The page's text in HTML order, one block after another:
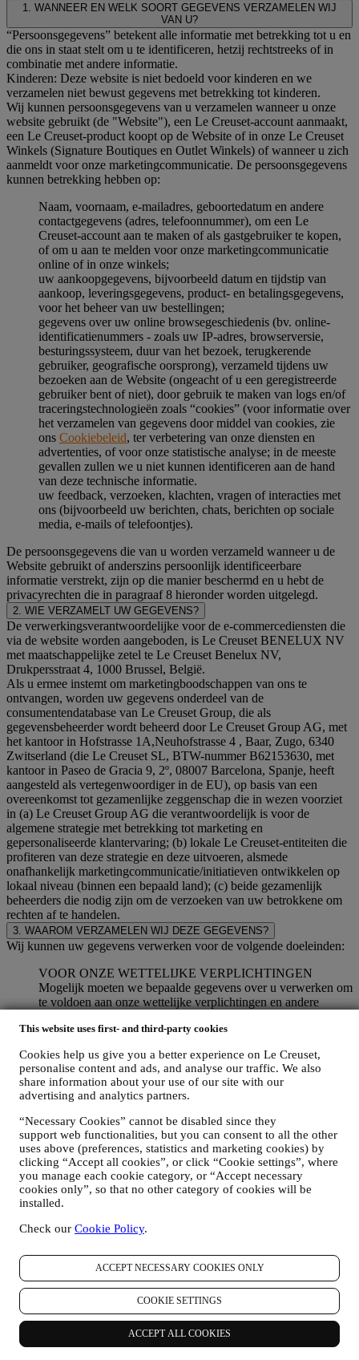
This website uses first- and third-party cookies
Cookies help us give you a better experience on Le Creuset,
personalise content and ads, and analyse our traffic. We also
share information about your use of our site with our
advertising and analytics partners.
“Necessary Cookies” cannot be disabled since they
support web functionalities, but you can consent to all the other
uses above (preferences, statistics and marketing cookies) by
clicking “Accept all cookies”, or click “Cookie settings”, where
you manage each cookie category, or “Accept necessary
cookies only”, so that no other category of cookies will be
installed.
Check our Cookie Policy.
ACCEPT NECESSARY COOKIES ONLY
COOKIE SETTINGS
ACCEPT ALL COOKIES
1. WANNEER EN WELK SOORT GEGEVENS VERZAMELEN WIJ
VAN U?
“Persoonsgegevens” betekent alle informatie met betrekking tot u en
die ons in staat stelt om u te identificeren, hetzij rechtstreeks of in
combinatie met andere informatie.
Kinderen: Deze website is niet bedoeld voor kinderen en we
verzamelen niet bewust gegevens met betrekking tot kinderen.
Wij kunnen persoonsgegevens van u verzamelen wanneer u onze
website gebruikt (de "Website"), een Le Creuset-account aanmaakt,
een Le Creuset-product koopt op de Website of in onze Le Creuset
Winkels (Signature Boutiques en Outlet Winkels) of wanneer u zich
aanmeldt voor onze marketingcommunicatie. De persoonsgegevens
kunnen betrekking hebben op:
Naam, voornaam, e-mailadres, geboortedatum en andere
contactgegevens (adres, telefoonnummer), om een Le
Creuset-account aan te maken of als gastgebruiker te kopen,
of om u aan te melden voor onze marketingcommunicatie
online of in onze winkels;
uw aankoopgegevens, bijvoorbeeld datum en tijdstip van
aankoop, leveringsgegevens, product- en betalingsgegevens,
voor het beheer van uw bestellingen;
gegevens over uw online browsegeschiedenis (bv. online-
identificatienummers - zoals uw IP-adres, browserversie,
besturingssysteem, duur van het bezoek, terugkerende
gebruiker, geografische oorsprong), verzameld tijdens uw
bezoeken aan de Website (ongeacht of u een geregistreerde
gebruiker bent of niet), door gebruik te maken van logs en/of
traceringstechnologieën zoals “cookies” (voor informatie over
het verzamelen van gegevens door middel van cookies, zie
ons Cookiebeleid, ter verbetering van onze diensten en
advertenties, of voor onze statistische analyse; in de meeste
gevallen zullen we u niet kunnen identificeren aan de hand
van deze technische informatie.
uw feedback, verzoeken, klachten, vragen of interacties met
ons (bijvoorbeeld uw berichten, chats, berichten op sociale
media, e-mails of telefoontjes).
De persoonsgegevens die van u worden verzameld wanneer u de
Website gebruikt of anderszins persoonlijk identificeerbare
informatie verstrekt, zijn op die manier beschermd en u hebt de
privacyrechten die in paragraaf 8 hieronder worden uitgelegd.
2. WIE VERZAMELT UW GEGEVENS?
De verwerkingsverantwoordelijke voor de e-commercediensten die
via de website worden aangeboden, is Le Creuset BENELUX NV
met maatschappelijke zetel te Le Creuset Benelux NV,
Drukpersstraat 4, 1000 Brussel, België.
Als u ermee instemt om marketingboodschappen van ons te
ontvangen, worden uw gegevens onderdeel van de
consumentendatabase van Le Creuset Group, die als
gegevensbeheerder wordt beheerd door Le Creuset Group AG, met
het kantoor in Hofstrasse 1A,Neuhofstrasse 4 , Baar, Zugo, 6340
Zwitserland (die Le Creuset SL, BTW-nummer B62153630, met
kantoor in Paseo de Gracia 9, 2º, 08007 Barcelona, Spanje, heeft
aangesteld als vertegenwoordiger in de EU), op basis van een
overeenkomst tot gezamenlijke zeggenschap die in wezen voorziet
in (a) Le Creuset Group AG die verantwoordelijk is voor de
algemene strategie met betrekking tot marketing en
gepersonaliseerde klantervaring; (b) lokale Le Creuset-entiteiten die
profiteren van deze strategie en deze uitvoeren, alsmede
onafhankelijk marketingcommunicatie/initiatieven ontwikkelen op
lokaal niveau (binnen een bepaald land); (c) beide gezamenlijk
beheerders die nodig zijn om de verzoeken van uw betrokkene om
rechten af te handelen.
3. WAAROM VERZAMELEN WIJ DEZE GEGEVENS?
Wij kunnen uw gegevens verwerken voor de volgende doeleinden:
VOOR ONZE WETTELIJKE VERPLICHTINGEN
Mogelijk moeten we bepaalde gegevens over u verwerken om
te voldoen aan onze wettelijke verplichtingen en andere
OM EEN LE CREUSET-ACCOUNT AAN TE MAKEN
account aan te maken die u toegang geeft tot een reeks
voordelen voor geregistreerde gebruikers, om beter te kunnen
genieten van onze diensten, zoals sneller afrekenen, meerdere
verzendadressen opslaan, bestellingen bekijken en volgen.
Elke verwerkingsactiviteit is vereist om ons in staat te stellen
deze diensten aan u als Le Creuset-accounthouder te leveren.
OM UW BESTELLINGEN TE BEHEREN EN OM ONZE
PRODUCTEN, DIENSTEN EN ASSISTENTIE AAN U
TE LEVEREN
Wij zullen uw gegevens gebruiken om onze contractuele
relatie met u, uw aankoop van producten op de Website, uw
of uw deelname aan onze wedstrijden te beheren. Mogelijk
administratieve doeleinden die verband houden met onze
contractuele relatie met u, zoals de boekhouding, facturering
en controle, verificatie van betaalkaarten, fraudescreening,
veiligheid, beveiliging, systeemtests, onderhoud en statistische
analyse. Af en toe moeten we mogelijk om administratieve of
operationele redenen contact met u opnemen. Bijvoorbeeld
om u een bevestiging van uw aankoop te sturen. We zullen